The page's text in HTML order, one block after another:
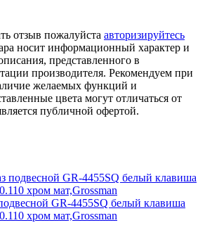
отзыв пожалуйста авторизируйтесь
носит информационный характер и
представленного в
производителя. Рекомендуем при
желаемых функций и
цвета могут отличаться от
публичной офертой.
GR-4455SQ белый клавиша
хром мат,Grossman